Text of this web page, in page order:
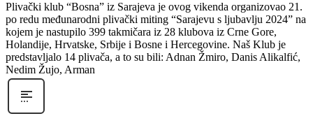
Plivački klub “Bosna” iz Sarajeva je ovog vikenda organizovao 21.
po redu međunarodni plivački miting “Sarajevu s ljubavlju 2024” na
kojem je nastupilo 399 takmičara iz 28 klubova iz Crne Gore,
Holandije, Hrvatske, Srbije i Bosne i Hercegovine. Naš Klub je
predstavljalo 14 plivača, a to su bili: Adnan Žmiro, Danis Alikalfić,
Nedim Žujo, Arman